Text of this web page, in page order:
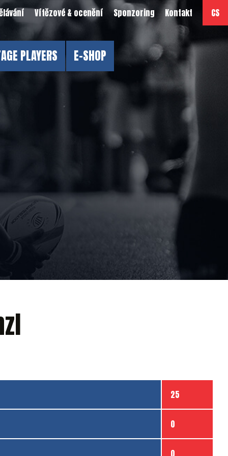
CS
Vítězové & ocenění Sponzoring Kontakt
PLAYERS E-SHOP
25
0
0